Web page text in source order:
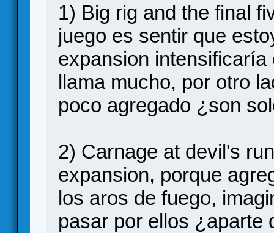
1) Big rig and the final
juego es sentir que
expansion
llama mucho, por otro
poco agregado ¿son
2) Carnage at devil's
expansion, porque
los aros de fuego,
pasar por ellos ¿aparte